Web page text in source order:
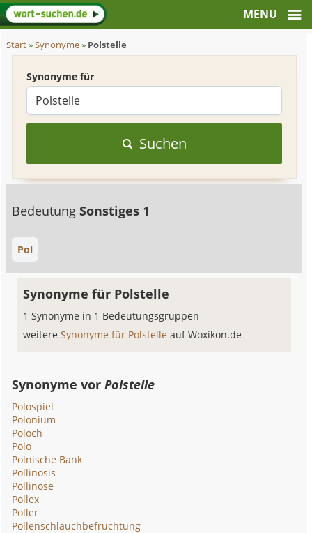
Start»Synonyme» Polstelle
Synonyme für
Suchen
BedeutungSonstiges 1
Pol
Synonyme für Polstelle
1 Synonyme in 1 Bedeutungsgruppen
weitereSynonyme für Polstelleauf Woxikon.de
Synonyme vorPolstelle
Polospiel
Polonium
Poloch
Polo
Polnische Bank
Pollinosis
Pollinose
Pollex
Poller
Pollenschlauchbefruchtung